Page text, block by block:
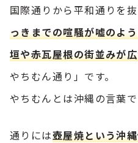
国際通りから平和通りを
っきまでの喧騒が嘘のよ
垣や赤瓦屋根の街並みが
やちむん通り」です。
やちむんとは沖縄の言葉
通りには壺屋焼という沖